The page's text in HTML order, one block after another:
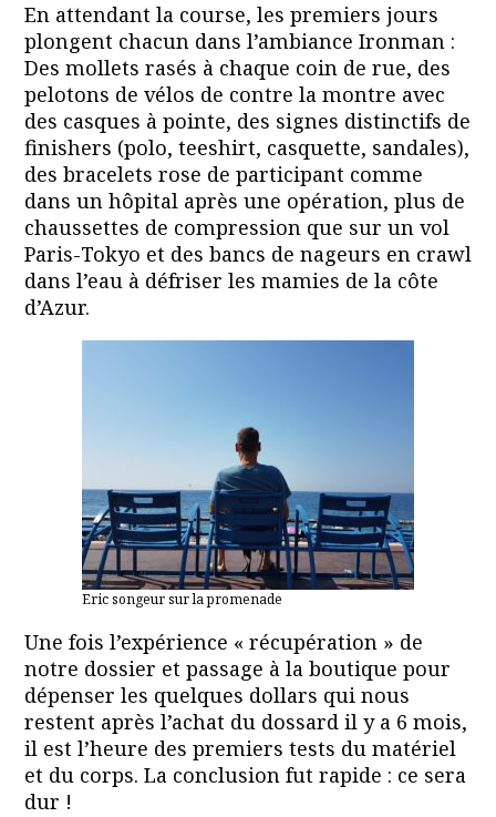
En attendant la course, les premiers jours
plongent chacun dans l’ambiance Ironman :
Des mollets rasés à chaque coin de rue, des
pelotons de vélos de contre la montre avec
des casques à pointe, des signes distinctifs de
finishers (polo, teeshirt, casquette, sandales),
des bracelets rose de participant comme
dans un hôpital après une opération, plus de
chaussettes de compression que sur un vol
Paris-Tokyo et des bancs de nageurs en crawl
dans l’eau à défriser les mamies de la côte
d’Azur.
Eric songeur sur la promenade
Une fois l’expérience « récupération » de
notre dossier et passage à la boutique pour
dépenser les quelques dollars qui nous
restent après l’achat du dossard il y a 6 mois,
il est l’heure des premiers tests du matériel
et du corps. La conclusion fut rapide : ce sera
dur !